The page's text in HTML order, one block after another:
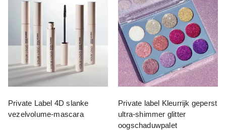
Private Label 4D slanke
vezelvolume-mascara
Private label Kleurrijk geperst
ultra-shimmer glitter
oogschaduwpalet